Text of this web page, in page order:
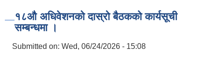
१८औ अधिवेशनको दास्रो बैठकको कार्यसूची
सम्बन्धमा ।
Submitted on: Wed, 06/24/2026 - 15:08